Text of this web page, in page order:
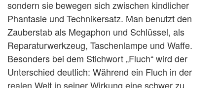
sondern sie bewegen sich zwischen kindlicher
Phantasie und Technikersatz. Man benutzt den
Zauberstab als Megaphon und Schlüssel, als
Reparaturwerkzeug, Taschenlampe und Waffe.
Besonders bei dem Stichwort „Fluch“ wird der
Unterschied deutlich: Während ein Fluch in der
realen Welt in seiner Wirkung eine schwer zu